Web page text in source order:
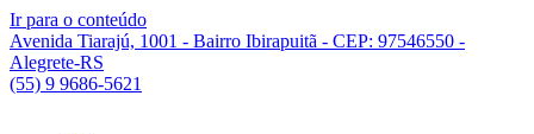
Ir para o conteúdo
Avenida Tiarajú, 1001 - Bairro Ibirapuitã - CEP: 97546550 -
Alegrete-RS
(55) 9 9686-5621